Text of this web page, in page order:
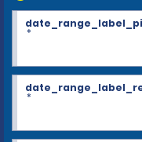
*
*